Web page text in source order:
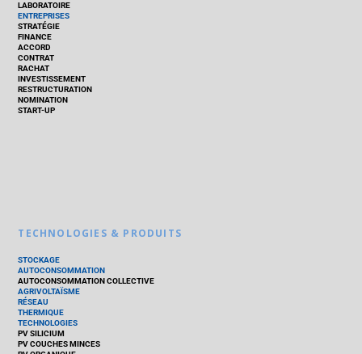
LABORATOIRE
ENTREPRISES
STRATÉGIE
FINANCE
ACCORD
CONTRAT
RACHAT
INVESTISSEMENT
RESTRUCTURATION
NOMINATION
START-UP
TECHNOLOGIES & PRODUITS
STOCKAGE
AUTOCONSOMMATION
AUTOCONSOMMATION COLLECTIVE
AGRIVOLTAÏSME
RÉSEAU
THERMIQUE
TECHNOLOGIES
PV SILICIUM
PV COUCHES MINCES